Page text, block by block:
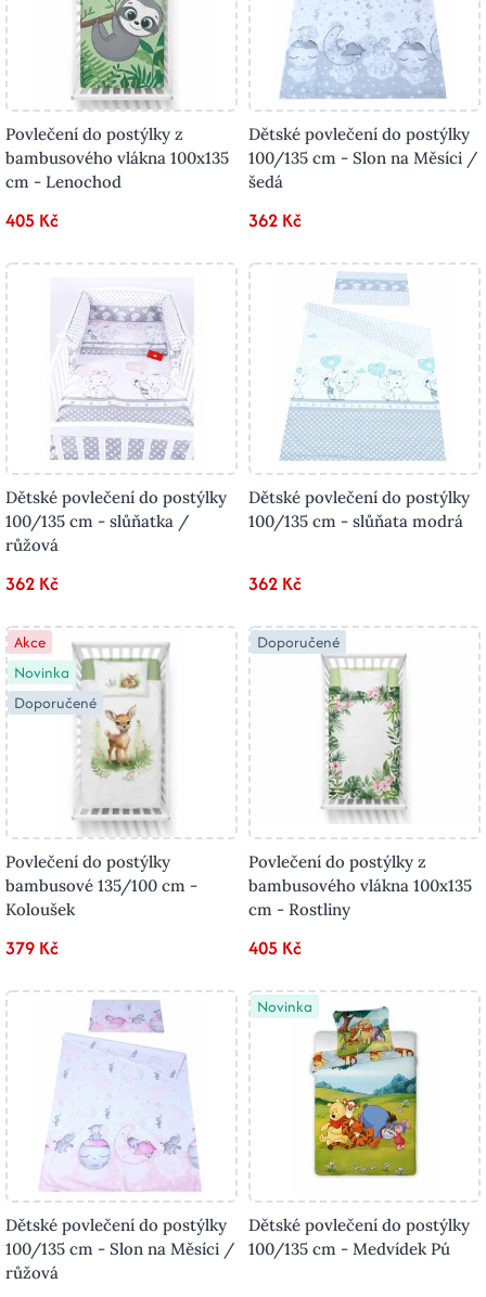
Povlečení do postýlky z
bambusového vlákna 100x135
cm - Lenochod
405 Kč
Dětské povlečení do postýlky
100/135 cm - Slon na Měsíci /
šedá
362 Kč
Dětské povlečení do postýlky
100/135 cm - slůňatka /
růžová
362 Kč
Dětské povlečení do postýlky
100/135 cm - slůňata modrá
362 Kč
Akce
Novinka
Doporučené
Povlečení do postýlky
bambusové 135/100 cm -
Koloušek
379 Kč
Doporučené
Povlečení do postýlky z
bambusového vlákna 100x135
cm - Rostliny
405 Kč
Dětské povlečení do postýlky
100/135 cm - Slon na Měsíci /
růžová
Novinka
Dětské povlečení do postýlky
100/135 cm - Medvídek Pú